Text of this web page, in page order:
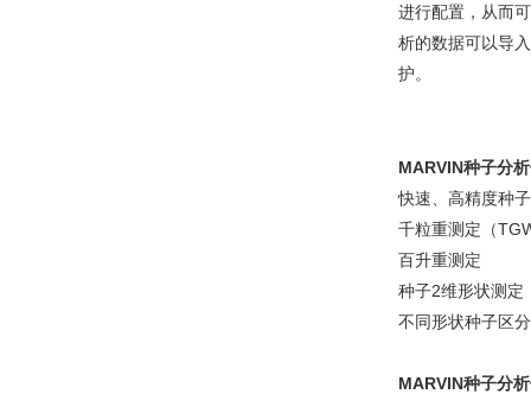
进行配置，从而
析的数据可以导
护。
MARVIN种子分
快速、高精度种
千粒重测定（
百升重测定
种子2维形状测定
不同形状种子区
MARVIN种子分